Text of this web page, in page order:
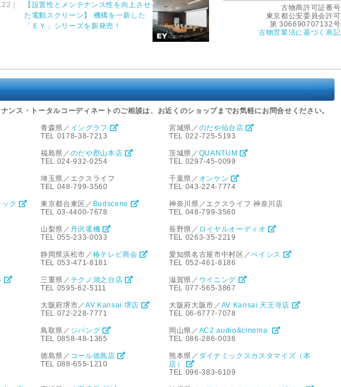
｜
【設置性とメンテナンス性を向上させ
た電動スクリーン】 機構を一新した
「ＥＹ」シリーズを新発売！
古物商許可証番号
東京都公安委員会許可
第 306690707132号
古物営業法に基づく表記
ンス・トータルコーディネートのご相談は、お近くのショップまでお気軽にお問合せください。
青森県／ イングラフ
TEL 0178-38-7213
宮城県／ のだや仙台店
TEL 022-725-5193
福島県／ のだや郡山本店
TEL 024-932-0254
茨城県／ QUANTUM
TEL 0297-45-0099
埼玉県／エクスライフ
TEL 048-799-3560
千葉県／ オンケン
TEL 043-224-7774
ック
東京都台東区／ Budscene
TEL 03-4400-7678
神奈川県／エクスライフ 神奈川店
TEL 048-799-3560
山梨県／ 丹沢電機
TEL 055-233-0033
長野県／ ロイヤルオーディオ
TEL 0263-35-2219
静岡県浜松市／ 椿テレビ商会
TEL 053-471-8181
愛知県名古屋市中村区／ベイシス
TEL 052-461-8186
三重県／ テクノ鴻之台店
TEL 0595-62-5111
滋賀県／ ウイニング
TEL 077-565-3867
大阪府堺市／ AV Kansai 堺店
TEL 072-228-7771
大阪府大阪市／ AV Kansai 天王寺店
TEL 06-6777-7078
鳥取県／ ジパング
TEL 0858-48-1365
岡山県／ AC2 audio&cinema
TEL 086-286-0036
徳島県／ コール徳島店
TEL 088-655-1210
熊本県／ ダイナミックスカスタマイズ（本
店）
TEL 096-383-6109